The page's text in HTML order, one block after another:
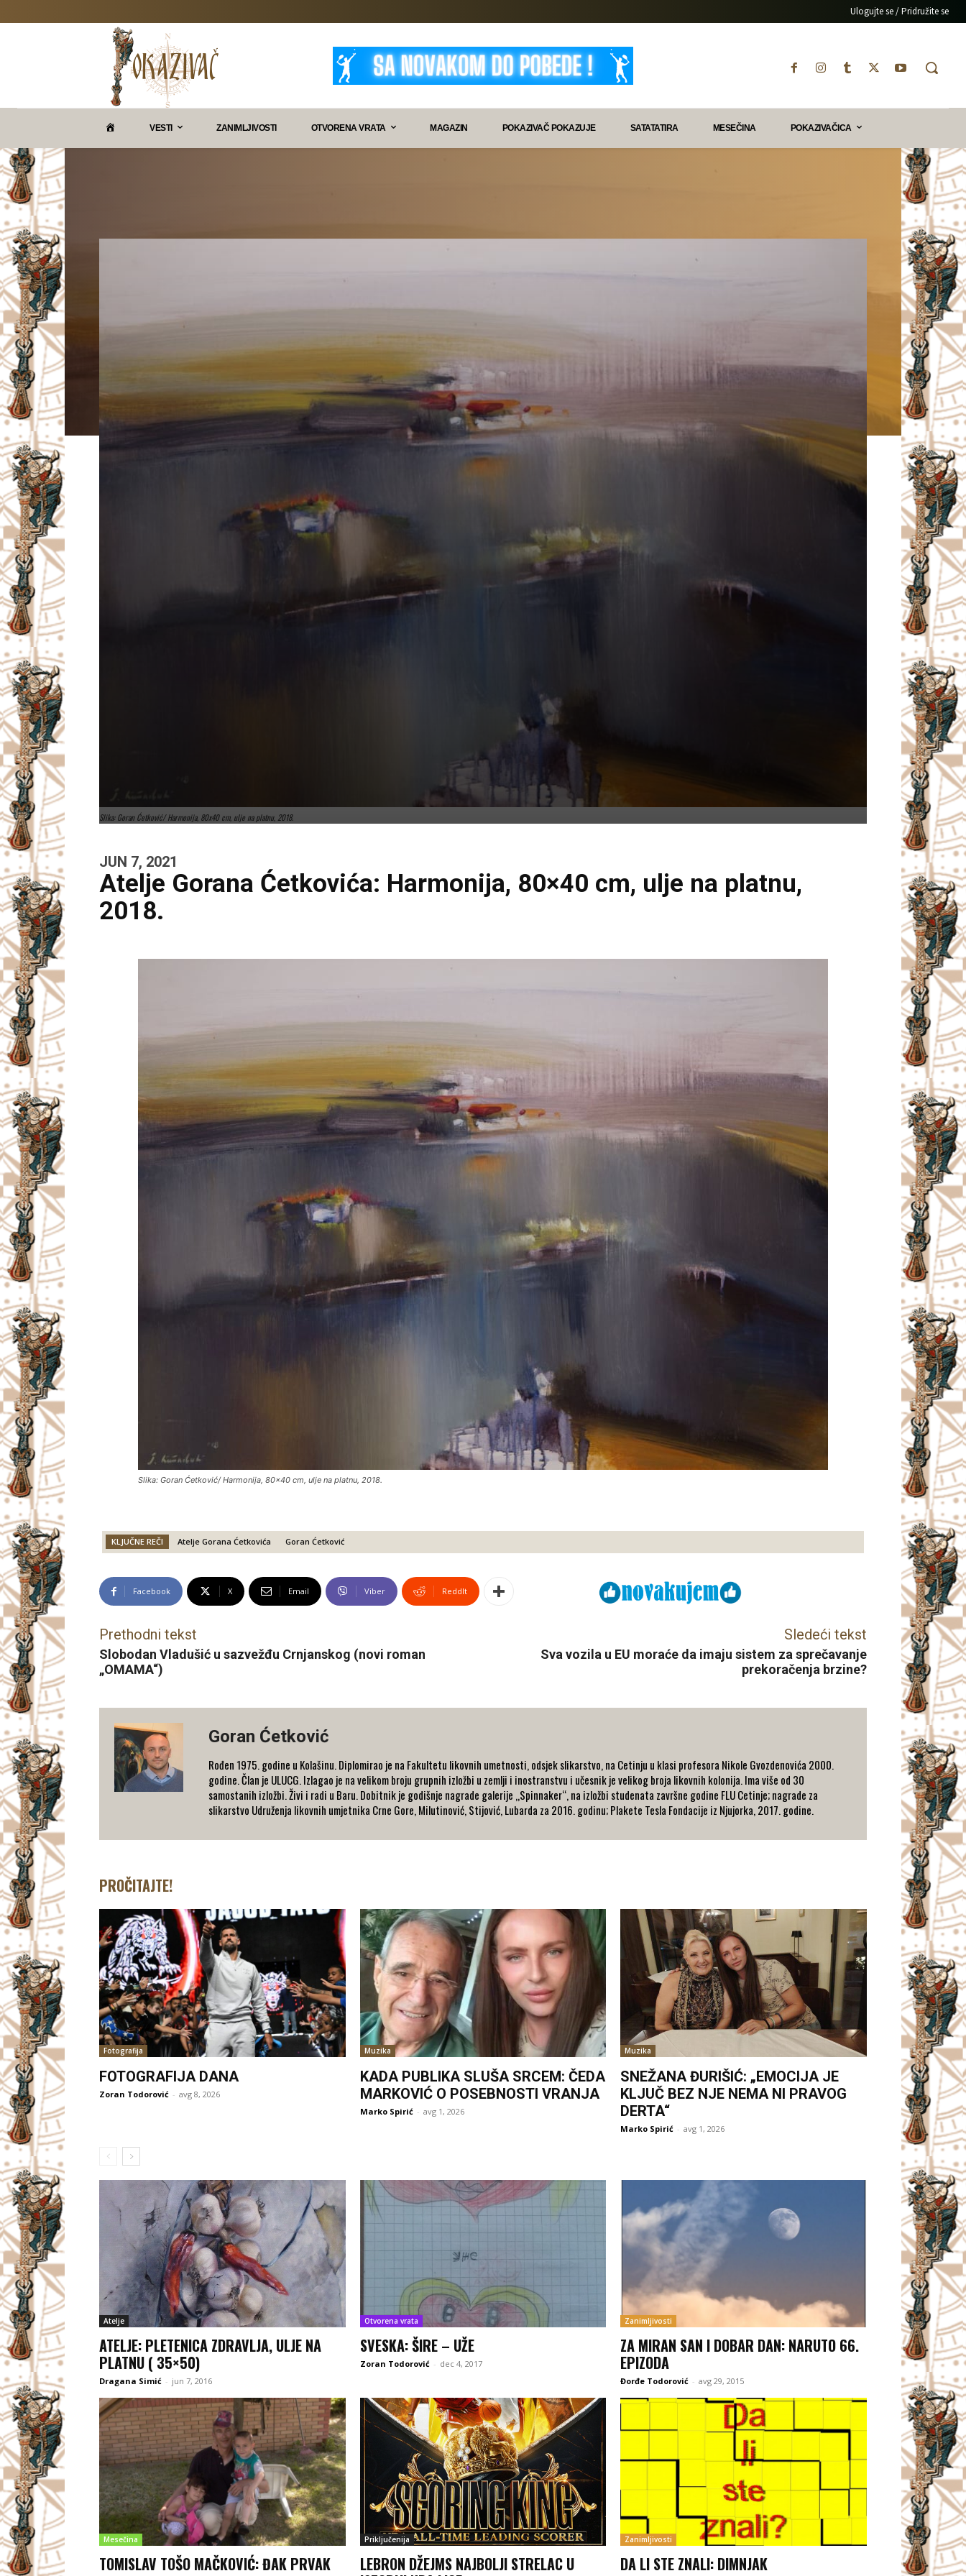
Ulogujte se / Pridružite se
VESTI ZANIMLJIVOSTI OTVORENA VRATA MAGAZIN POKAZIVAČ POKAZUJE SATATATIRA MESEČINA POKAZIVAČICA
Slika: Goran Ćetković/ Harmonija, 80x40 cm, ulje na platnu, 2018.
JUN 7, 2021
Atelje Gorana Ćetkovića: Harmonija, 80×40 cm, ulje na platnu,
2018.
Slika: Goran Ćetković/ Harmonija, 80×40 cm, ulje na platnu, 2018.
KLJUČNE REČI Atelje Gorana Ćetkovića Goran Ćetković
Facebook X Email Viber ReddIt
Prethodni tekst
Slobodan Vladušić u sazvežđu Crnjanskog (novi roman
„OMAMA“)
Sledeći tekst
Sva vozila u EU moraće da imaju sistem za sprečavanje
prekoračenja brzine?
Goran Ćetković
Rođen 1975. godine u Kolašinu. Diplomirao je na Fakultetu likovnih umetnosti, odsjek slikarstvo, na Cetinju u klasi profesora Nikole Gvozdenovića 2000.
godine. Član je ULUCG. Izlagao je na velikom broju grupnih izložbi u zemlji i inostranstvu i učesnik je velikog broja likovnih kolonija. Ima više od 30
samostanih izložbi. Živi i radi u Baru. Dobitnik je godišnje nagrade galerije „Spinnaker“, na izložbi studenata završne godine FLU Cetinje; nagrade za
slikarstvo Udruženja likovnih umjetnika Crne Gore, Milutinović, Stijović, Lubarda za 2016. godinu; Plakete Tesla Fondacije iz Njujorka, 2017. godine.
PROČITAJTE!
Fotografija
FOTOGRAFIJA DANA
Zoran Todorović - avg 8, 2026
Muzika
KADA PUBLIKA SLUŠA SRCEM: ČEDA
MARKOVIĆ O POSEBNOSTI VRANJA
Marko Spirić - avg 1, 2026
Muzika
SNEŽANA ĐURIŠIĆ: „EMOCIJA JE
KLJUČ BEZ NJE NEMA NI PRAVOG
DERTA“
Marko Spirić - avg 1, 2026
Atelje
ATELJE: PLETENICA ZDRAVLJA, ULJE NA
PLATNU ( 35×50)
Dragana Simić - jun 7, 2016
Otvorena vrata
SVESKA: ŠIRE – UŽE
Zoran Todorović - dec 4, 2017
Zanimljivosti
ZA MIRAN SAN I DOBAR DAN: NARUTO 66.
EPIZODA
Đorđe Todorović - avg 29, 2015
Mesečina
TOMISLAV TOŠO MAČKOVIĆ: ĐAK PRVAK
Priključenija
LEBRON DŽEJMS NAJBOLJI STRELAC U
Zanimljivosti
DA LI STE ZNALI: DIMNJAK